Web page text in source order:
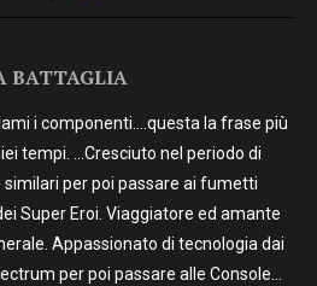
BATTAGLIA
i componenti….questa la frase più
tempi. …Cresciuto nel periodo di
similari per poi passare ai fumetti
Super Eroi. Viaggiatore ed amante
Appassionato di tecnologia dai
per poi passare alle Console…